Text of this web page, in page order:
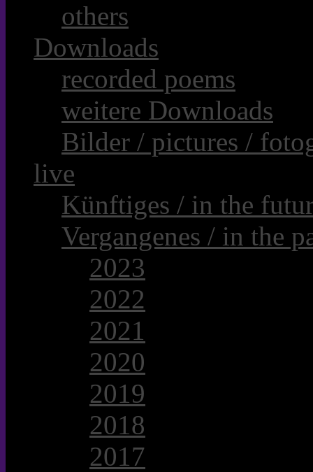
others
Downloads
recorded poems
weitere Downloads
Bilder / pictures /
live
Künftiges / in the
Vergangenes / in the
2023
2022
2021
2020
2019
2018
2017